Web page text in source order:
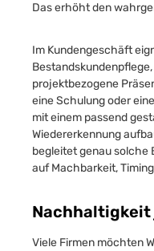
Das erhöht den
Im Kundengeschäft
projektbezogene
eine Schulung oder
mit einem passend
Wiedererkennung
begleitet genau solche
auf Machbarkeit,
Viele Firmen möchten